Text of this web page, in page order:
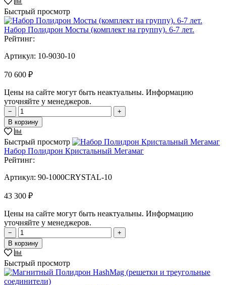
Быстрый просмотр
Набор Полидрон Мосты (комплект на группу). 6-7 лет.
Рейтинг:
Артикул: 10-9030-10
70 600 ₽
Цены на сайте могут быть неактуальны. Информацию
уточняйте у менеджеров.
−
+
В корзину
Быстрый просмотр
Набор Полидрон Кристальный Мегамаг
Рейтинг:
Артикул: 90-1000CRYSTAL-10
43 300 ₽
Цены на сайте могут быть неактуальны. Информацию
уточняйте у менеджеров.
−
+
В корзину
Быстрый просмотр